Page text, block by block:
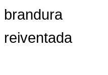
brandura
reiventada